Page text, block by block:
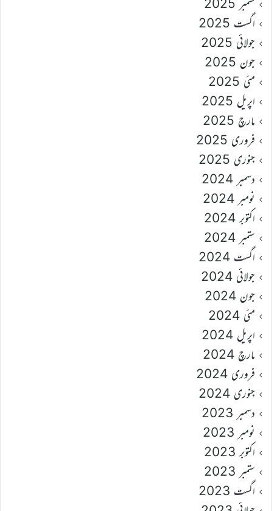
ستمبر 2025
اگست 2025
جولائی 2025
جون 2025
مئی 2025
اپریل 2025
مارچ 2025
فروری 2025
جنوری 2025
دسمبر 2024
نومبر 2024
اکتوبر 2024
ستمبر 2024
اگست 2024
جولائی 2024
جون 2024
مئی 2024
اپریل 2024
مارچ 2024
فروری 2024
جنوری 2024
دسمبر 2023
نومبر 2023
اکتوبر 2023
ستمبر 2023
اگست 2023